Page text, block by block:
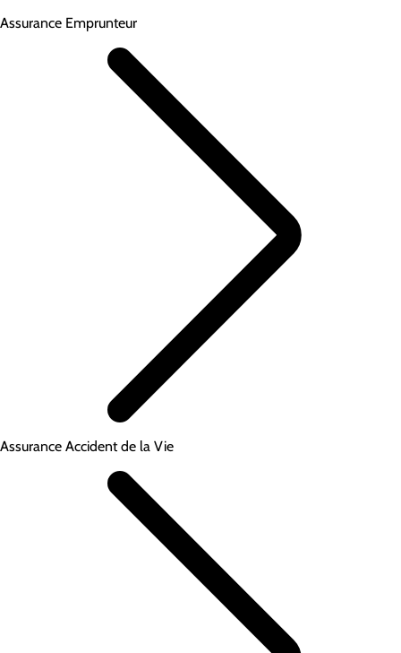
Assurance Emprunteur
Assurance Accident de la Vie